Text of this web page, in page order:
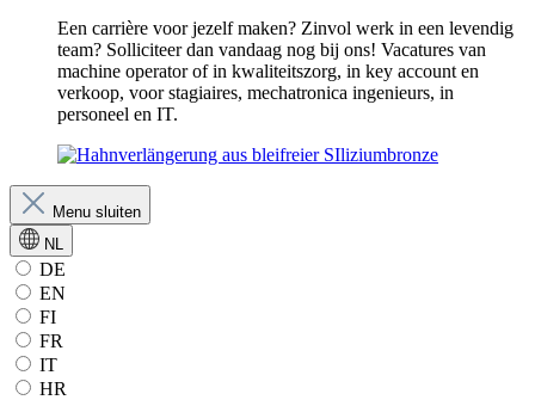
Een carrière voor jezelf maken? Zinvol werk in een levendig
team? Solliciteer dan vandaag nog bij ons! Vacatures van
machine operator of in kwaliteitszorg, in key account en
verkoop, voor stagiaires, mechatronica ingenieurs, in
personeel en IT.
Menu sluiten
NL
DE
EN
FI
FR
IT
HR